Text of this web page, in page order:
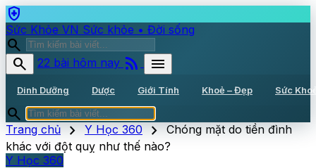
health_and_safety
Sức Khỏe VN Sức khỏe • Đời sống
search
search
22 bài hôm nay rss_feed menu
Dinh Dưỡng Dược Giới Tính Khoẻ – Đẹp Sức
search
Trang chủ chevron_right Y Học 360 chevron_right Chóng mặt do tiền đình
khác với đột quỵ như thế nào?
Y Học 360